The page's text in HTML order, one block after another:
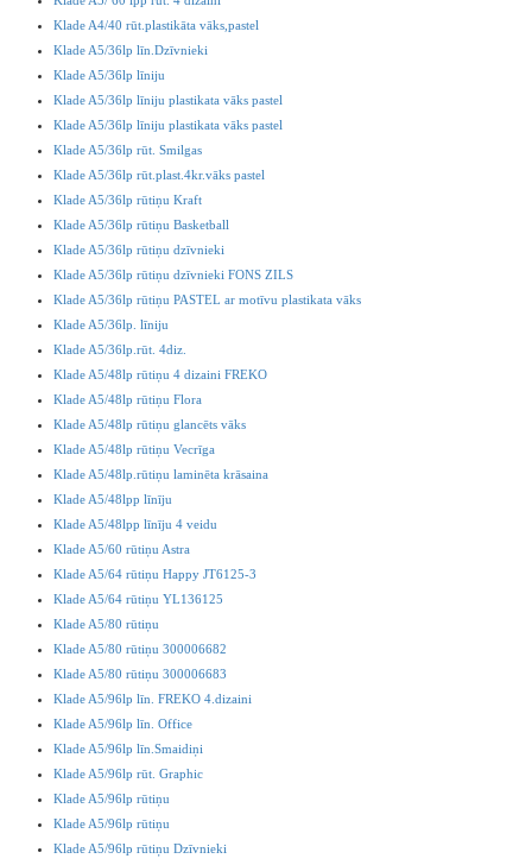
Klade A4/40 rūt.plastikāta vāks,pastel
Klade A5/36lp līn.Dzīvnieki
Klade A5/36lp līniju
Klade A5/36lp līniju plastikata vāks pastel
Klade A5/36lp līniju plastikata vāks pastel
Klade A5/36lp rūt. Smilgas
Klade A5/36lp rūt.plast.4kr.vāks pastel
Klade A5/36lp rūtiņu Kraft
Klade A5/36lp rūtiņu Basketball
Klade A5/36lp rūtiņu dzīvnieki
Klade A5/36lp rūtiņu dzīvnieki FONS ZILS
Klade A5/36lp rūtiņu PASTEL ar motīvu plastikata vāks
Klade A5/36lp. līniju
Klade A5/36lp.rūt. 4diz.
Klade A5/48lp rūtiņu 4 dizaini FREKO
Klade A5/48lp rūtiņu Flora
Klade A5/48lp rūtiņu glancēts vāks
Klade A5/48lp rūtiņu Vecrīga
Klade A5/48lp.rūtiņu laminēta krāsaina
Klade A5/48lpp līnīju
Klade A5/48lpp līnīju 4 veidu
Klade A5/60 rūtiņu Astra
Klade A5/64 rūtiņu Happy JT6125-3
Klade A5/64 rūtiņu YL136125
Klade A5/80 rūtiņu
Klade A5/80 rūtiņu 300006682
Klade A5/80 rūtiņu 300006683
Klade A5/96lp līn. FREKO 4.dizaini
Klade A5/96lp līn. Office
Klade A5/96lp līn.Smaidiņi
Klade A5/96lp rūt. Graphic
Klade A5/96lp rūtiņu
Klade A5/96lp rūtiņu
Klade A5/96lp rūtiņu Dzīvnieki